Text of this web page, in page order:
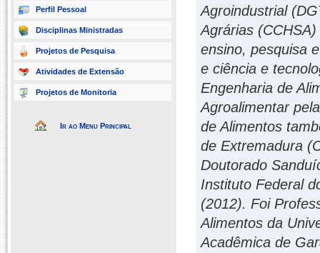
Perfil Pessoal
Disciplinas Ministradas
Projetos de Pesquisa
Atividades de Extensão
Projetos de Monitoria
Ir ao Menu Principal
Agroindustrial
Agrárias
ensino, pesquisa
e ciência e
Engenharia de
Agroalimentar
de Alimentos
de Extremadura
Doutorado
Instituto Federal
(2012). Foi
Alimentos da
Acadêmica de